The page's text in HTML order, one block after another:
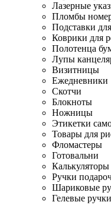
Лазерные
Пломбы
Подставки
Коврики для
Полотенца
Лупы
Визитницы
Ежедневники
Скотчи
Блокноты
Ножницы
Этикетки
Товары для
Фломастеры
Готовальни
Калькуляторы
Ручки
Шариковые
Гелевые ручки